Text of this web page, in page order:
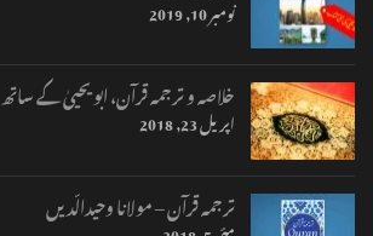
نومبر 10, 2019
خلاصہ و ترجمہ قرآن، ابو یحییٰ کے ساتھ
اپریل 23, 2018
ترجمہ قرآن – مولانا وحیدالّدیں